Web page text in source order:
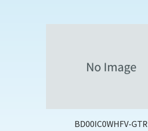
BD00IC0WHFV-GTR